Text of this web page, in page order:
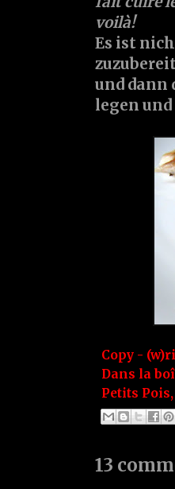
voilà!
Es ist
und dann
legen
Copy -
Dans la
Petits Pois,
13